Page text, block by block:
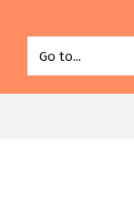
Go to...